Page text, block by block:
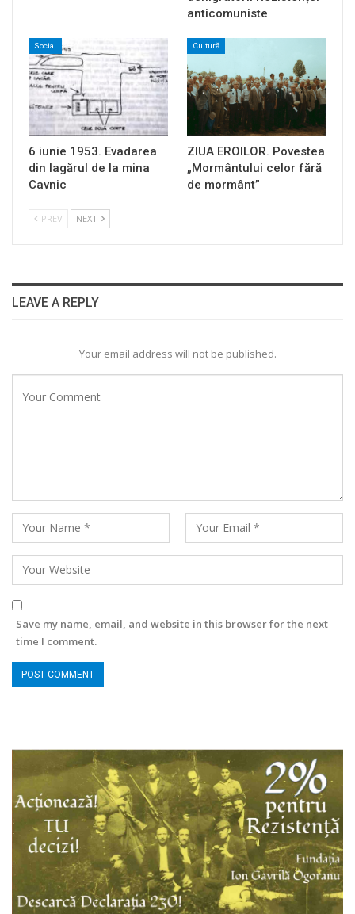
anticomuniste
Social
6 iunie 1953. Evadarea
din lagărul de la mina
Cavnic
Cultură
ZIUA EROILOR. Povestea
„Mormântului celor fără
de mormânt”
PREV NEXT
LEAVE A REPLY
Your email address will not be published.
Save my name, email, and website in this browser for the next
time I comment.